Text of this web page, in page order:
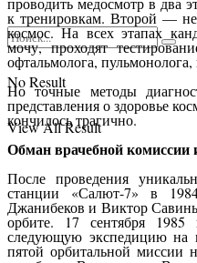
No Result
View All Result
к тренировкам. Второй —
космос. На всех этапах
мочу, проходят
офтальмолога,
Но точные методы
представления о здоровье
кончилось трагично.
Обман врачебной комиссии
После проведения
станции «Салют-7» в
Джанибеков и Виктор
орбите. 17 сентября
следующую экспедицию на
пятой орбитальной миссии